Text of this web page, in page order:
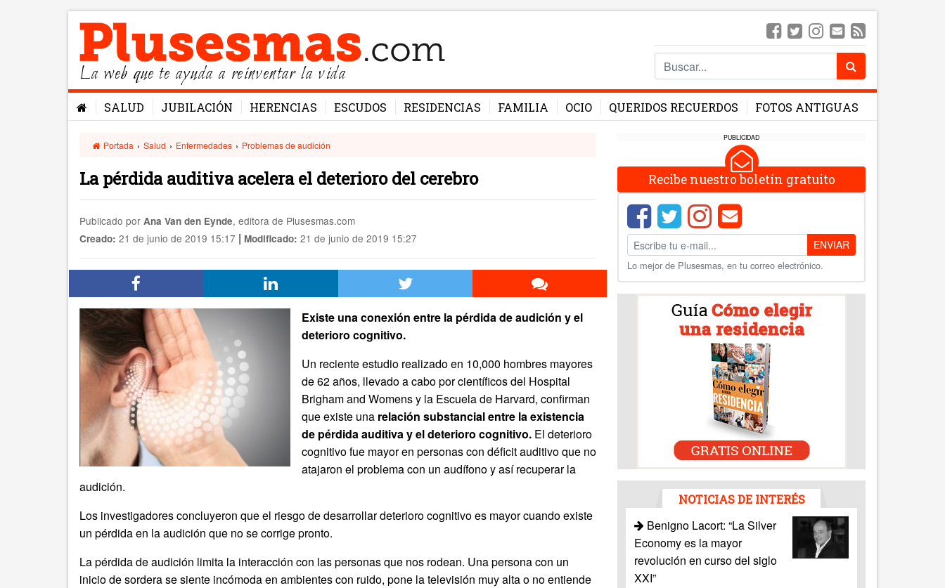
La web que te ayuda a reinventar la vida
SALUD JUBILACIÓN HERENCIAS ESCUDOS RESIDENCIAS FAMILIA OCIO QUERIDOS RECUERDOS FOTOS ANTIGUAS
Portada › Salud › Enfermedades › Problemas de audición
La pérdida auditiva acelera el deterioro del cerebro
Publicado por Ana Van den Eynde, editora de Plusesmas.com
Creado: 21 de junio de 2019 15:17 | Modificado: 21 de junio de 2019 15:27
Existe una conexión entre la pérdida de audición y el
deterioro cognitivo.
Un reciente estudio realizado en 10,000 hombres mayores
de 62 años, llevado a cabo por científicos del Hospital
Brigham and Womens y la Escuela de Harvard, confirman
que existe una relación substancial entre la existencia
de pérdida auditiva y el deterioro cognitivo. El deterioro
cognitivo fue mayor en personas con déficit auditivo que no
atajaron el problema con un audífono y así recuperar la
audición.
Los investigadores concluyeron que el riesgo de desarrollar deterioro cognitivo es mayor cuando existe
un pérdida en la audición que no se corrige pronto.
La pérdida de audición limita la interacción con las personas que nos rodean. Una persona con un
inicio de sordera se siente incómoda en ambientes con ruido, pone la televisión muy alta o no entiende
PUBLICIDAD
Recibe nuestro boletín gratuito
ENVIAR
Lo mejor de Plusesmas, en tu correo electrónico.
NOTICIAS DE INTERÉS
Benigno Lacort: “La Silver
Economy es la mayor
revolución en curso del siglo
XXI”